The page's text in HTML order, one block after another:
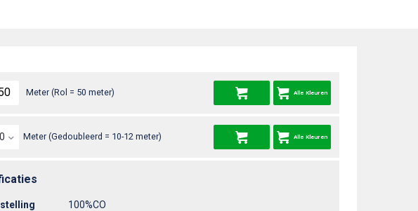
Meter (Rol = 50 meter) Alle Kleuren
Meter (Gedoubleerd = 10-12 meter) Alle Kleuren
100%CO